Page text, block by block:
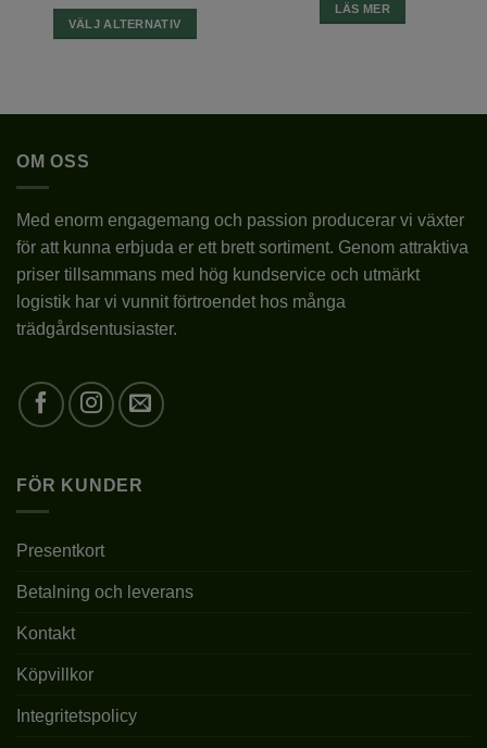
VÄLJ ALTERNATIV
har
alternativen
kan
väljas
på
produktsidan
LÄS MER
OM OSS
Med enorm engagemang och passion producerar vi växter
för att kunna erbjuda er ett brett sortiment. Genom attraktiva
priser tillsammans med hög kundservice och utmärkt
logistik har vi vunnit förtroendet hos många
trädgårdsentusiaster.
FÖR KUNDER
Presentkort
Betalning och leverans
Kontakt
Köpvillkor
Integritetspolicy